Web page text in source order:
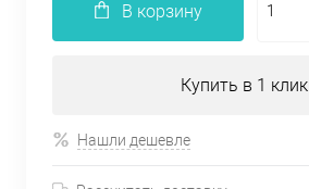
В корзину
Купить в 1 клик
Нашли дешевле